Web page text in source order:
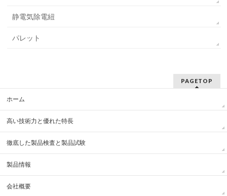
静電気除電紐
パレット
PAGETOP
ホーム
高い技術力と優れた特長
徹底した製品検査と製品試験
製品情報
会社概要